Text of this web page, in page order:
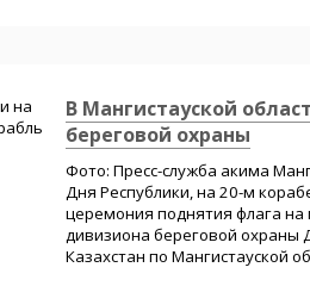
В Мангистауской
береговой охраны
Фото: Пресс-служба акима
Дня Республики, на 20-м
церемония поднятия флага
дивизиона береговой охраны
Казахстан по Мангистауской